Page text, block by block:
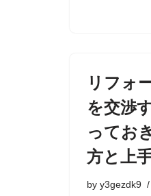
リフォ
を交渉
ってお
方と上
by y3gezdk9